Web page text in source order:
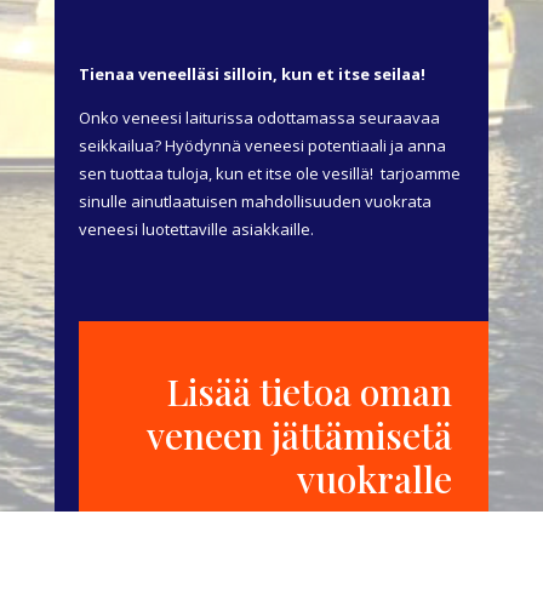
Tienaa veneelläsi silloin, kun et itse seilaa!
Onko veneesi laiturissa odottamassa seuraavaa
seikkailua? Hyödynnä veneesi potentiaali ja anna
sen tuottaa tuloja, kun et itse ole vesillä! tarjoamme
sinulle ainutlaatuisen mahdollisuuden vuokrata
veneesi luotettaville asiakkaille.
Lisää tietoa oman
veneen jättämisetä
vuokralle